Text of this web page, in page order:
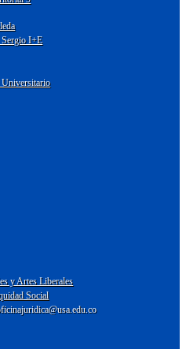
Sergio I+E
Universitario
y Artes Liberales
Social